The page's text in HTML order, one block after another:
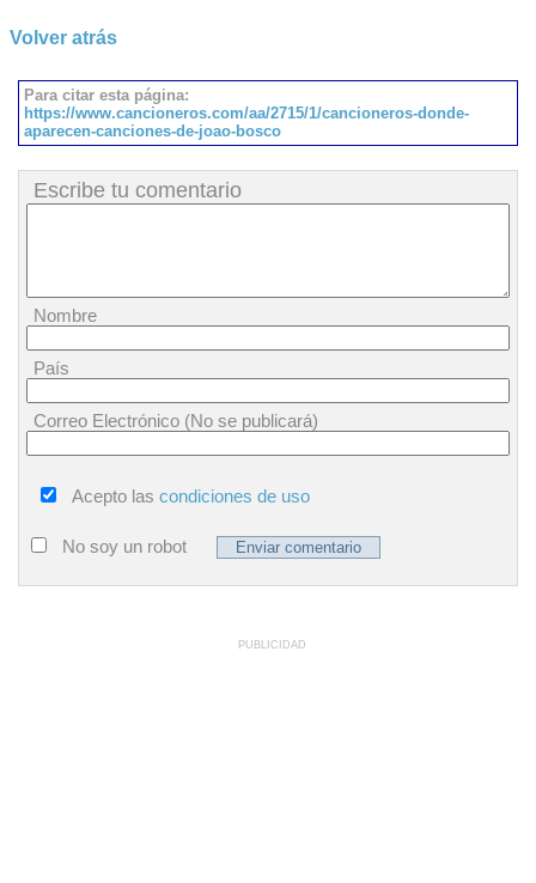
Volver atrás
Para citar esta página:
https://www.cancioneros.com/aa/2715/1/cancioneros-donde-
aparecen-canciones-de-joao-bosco
Escribe tu comentario
Nombre
País
Correo Electrónico (No se publicará)
Acepto las condiciones de uso
No soy un robot
PUBLICIDAD